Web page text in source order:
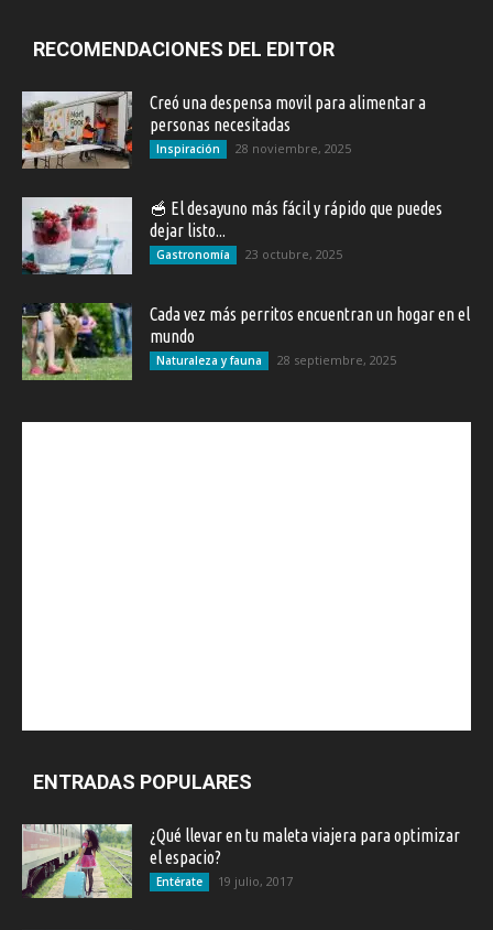
RECOMENDACIONES DEL EDITOR
Creó una despensa movil para alimentar a
personas necesitadas
Inspiración 28 noviembre, 2025
🥣 El desayuno más fácil y rápido que puedes
dejar listo...
Gastronomía 23 octubre, 2025
Cada vez más perritos encuentran un hogar en el
mundo
Naturaleza y fauna 28 septiembre, 2025
ENTRADAS POPULARES
¿Qué llevar en tu maleta viajera para optimizar
el espacio?
Entérate 19 julio, 2017